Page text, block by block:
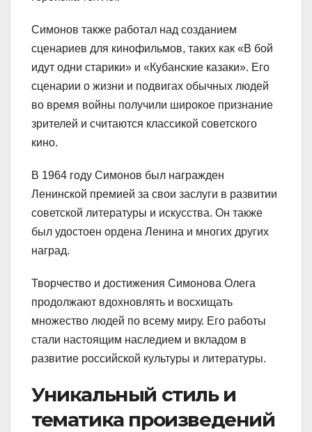
Симонов также работал над созданием
сценариев для кинофильмов, таких как «В бой
идут одни старики» и «Кубанские казаки». Его
сценарии о жизни и подвигах обычных людей
во время войны получили широкое признание
зрителей и считаются классикой советского
кино.
В 1964 году Симонов был награжден
Ленинской премией за свои заслуги в развитии
советской литературы и искусства. Он также
был удостоен ордена Ленина и многих других
наград.
Творчество и достижения Симонова Олега
продолжают вдохновлять и восхищать
множество людей по всему миру. Его работы
стали настоящим наследием и вкладом в
развитие российской культуры и литературы.
Уникальный стиль и
тематика произведений